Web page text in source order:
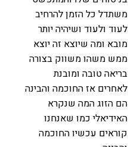
משתדל כל הזמן להרחיב
לעוד ולעוד ושיהיה יותר
מובא ומה שיוצא זה יוצא
ממש משהו משווק בצורה
בריאה טובה ומובנת
לאחרים אז החוכמה והבינה
הם הזוג המה שנקרא
האידיאלי כמו שאנחנו
קוראים עכשיו החוכמה